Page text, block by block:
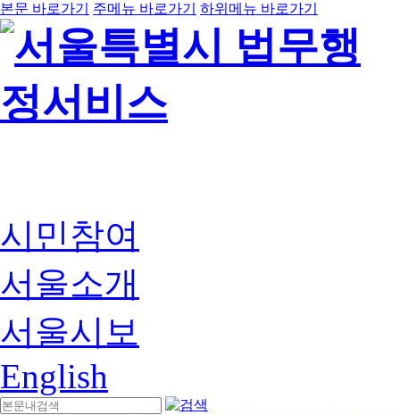
본문 바로가기 주메뉴 바로가기 하위메뉴 바로가기
시민참여
서울소개
서울시보
English